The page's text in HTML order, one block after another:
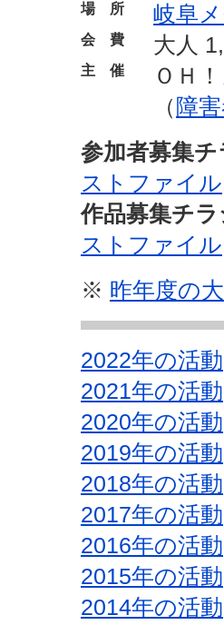
場所 岐阜
会費 大人
主催
ＯＨ
（ 障
参加者募集チ
ストファイル
作品募集チラ
ストファイル
※ 昨年度の
2022年の活動
2021年の活動
2020年の活動
2019年の活動
2018年の活動
2017年の活動
2016年の活動
2015年の活動
2014年の活動